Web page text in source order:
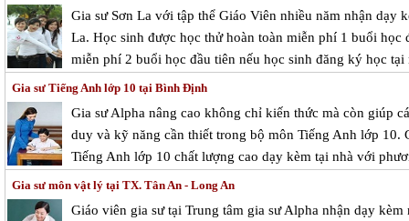
Gia sư Sơn La với tập thể Giáo Viên nhiều năm nhận dạy
La. Học sinh được học thử hoàn toàn miễn phí 1 buổi
miễn phí 2 buổi học đầu tiên nếu học sinh đăng ký học tại
Gia sư Tiếng Anh lớp 10 tại Bình Định
Gia sư Alpha nâng cao không chỉ kiến thức mà còn giúp
duy và kỹ năng cần thiết trong bộ môn Tiếng Anh lớp 10.
Tiếng Anh lớp 10 chất lượng cao dạy kèm tại nhà với
Gia sư môn vật lý tại TX. Tân An - Long An
Giáo viên gia sư tại Trung tâm gia sư Alpha nhận dạy